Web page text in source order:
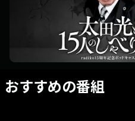
おすすめの番組